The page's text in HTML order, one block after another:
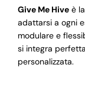
Give Me Hiveè
adattarsi a ogni
modulare e
si integra
personalizzata.